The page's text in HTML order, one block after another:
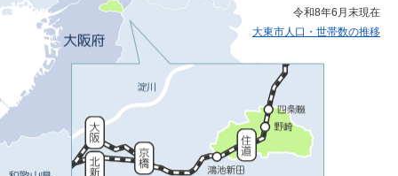
令和8年6月末現在
大東市人口・世帯数の推移